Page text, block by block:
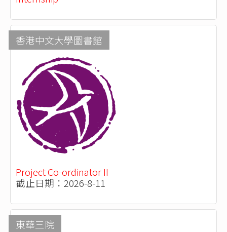
香港中文大學圖書館
Project Co-ordinator II
截止日期：2026-8-11
東華三院